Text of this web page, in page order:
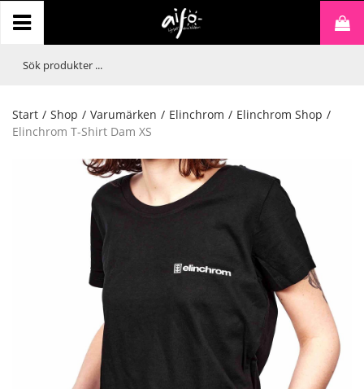
Start / Shop / Varumärken / Elinchrom / Elinchrom Shop /
Elinchrom T-Shirt Dam XS